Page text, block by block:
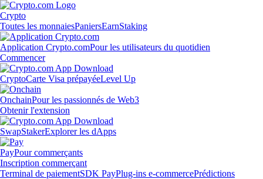
Crypto
Toutes les monnaiesPaniersEarnStaking
Application Crypto.comPour les utilisateurs du quotidien
Commencer
CryptoCarte Visa prépayéeLevel Up
OnchainPour les passionnés de Web3
Obtenir l'extension
SwapStakerExplorer les dApps
PayPour commerçants
Inscription commerçant
Terminal de paiementSDK PayPlug-ins e-commercePrédictions